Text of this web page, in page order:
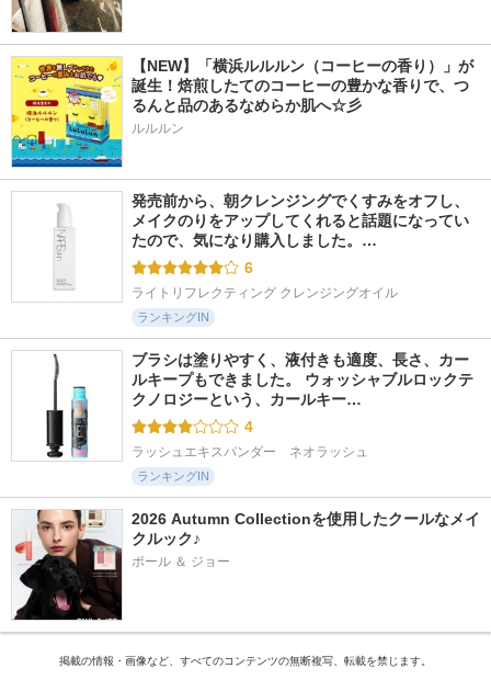
【NEW】「横浜ルルルン（コーヒーの香り）」が
誕生！焙煎したてのコーヒーの豊かな香りで、つ
るんと品のあるなめらか肌へ☆彡
ルルルン
発売前から、朝クレンジングでくすみをオフし、
メイクのりをアップしてくれると話題になってい
たので、気になり購入しました。…
6
ライトリフレクティング クレンジングオイル
ランキングIN
ブラシは塗りやすく、液付きも適度、長さ、カー
ルキープもできました。 ウォッシャブルロックテ
クノロジーという、カールキー…
4
ラッシュエキスパンダー　ネオラッシュ
ランキングIN
2026 Autumn Collectionを使用したクールなメイ
クルック♪
ポール ＆ ジョー
掲載の情報・画像など、すべてのコンテンツの無断複写、転載を禁じます。